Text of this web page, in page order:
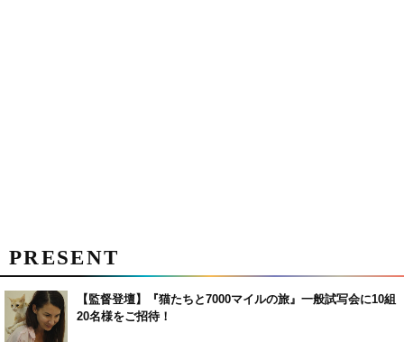
PRESENT
【監督登壇】『猫たちと7000マイルの旅』一般試写会に10組
20名様をご招待！